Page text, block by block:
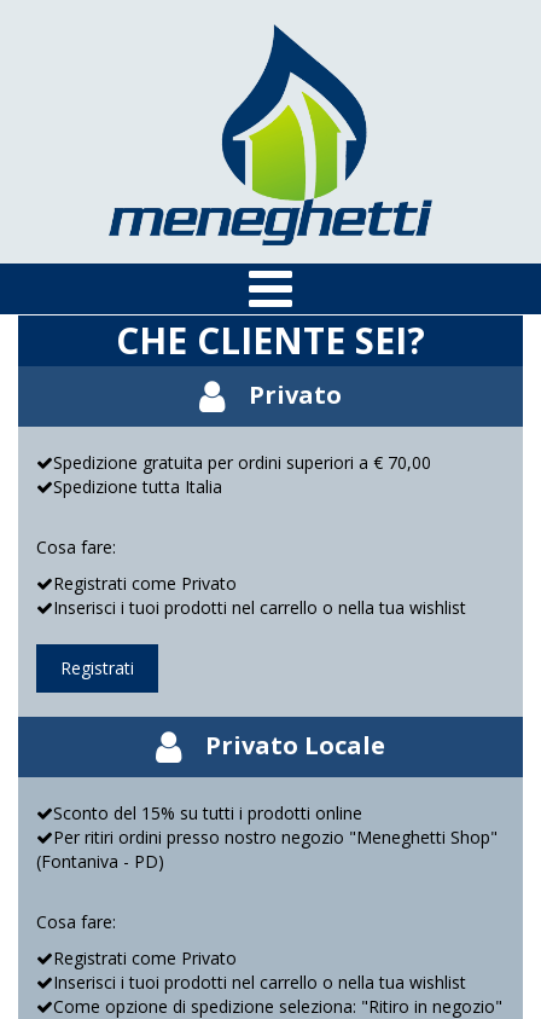
CHE CLIENTE SEI?
Privato
Spedizione gratuita per ordini superiori a € 70,00
Spedizione tutta Italia
Cosa fare:
Registrati come Privato
Inserisci i tuoi prodotti nel carrello o nella tua wishlist
Registrati
Privato Locale
Sconto del 15% su tutti i prodotti online
Per ritiri ordini presso nostro negozio "Meneghetti Shop"
(Fontaniva - PD)
Cosa fare:
Registrati come Privato
Inserisci i tuoi prodotti nel carrello o nella tua wishlist
Come opzione di spedizione seleziona: "Ritiro in negozio"